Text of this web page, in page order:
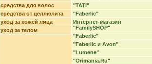
средства для волос
средства от целлюлита
уход за кожей лица
уход за телом
"TATI"
"Faberlic"
Интернет-магазин
"FamilySHOP"
"Faberlic"
"Faberlic и Avon"
"Lumene"
"Orimania.Ru"